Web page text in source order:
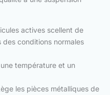
actives scellent de
des conditions normales
température et un
les pièces métalliques de